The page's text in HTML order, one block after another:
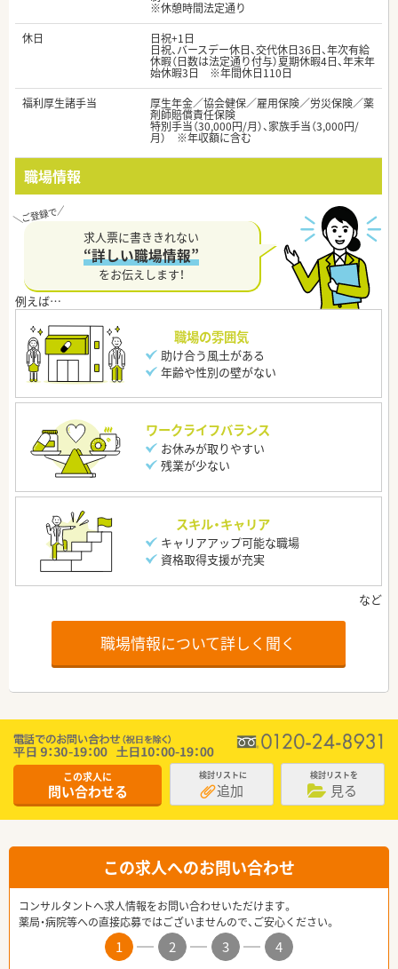
※休憩時間法定通り
休日
日祝+1日
日祝、バースデー休日、交代休日36日、年次有給
休暇（日数は法定通り付与）夏期休暇4日、年末年
始休暇3日 ※年間休日110日
福利厚生諸手当
厚生年金／協会健保／雇用保険／労災保険／薬
剤師賠償責任保険
特別手当（30,000円/月）、家族手当（3,000円/
月） ※年収額に含む
職場情報
求人票に書ききれない
“詳しい職場情報”
をお伝えします！
職場の雰囲気
助け合う風土がある
年齢や性別の壁がない
ワークライフバランス
お休みが取りやすい
残業が少ない
スキル・キャリア
キャリアアップ可能な職場
資格取得支援が充実
職場情報について詳しく聞く
この求人に
問い合わせる
検討リストに
追加
検討リストを
見る
この求人へのお問い合わせ
コンサルタントへ求人情報をお問い合わせいただけます。
薬局・病院等への直接応募ではございませんので、ご安心ください。
1 2 3
4